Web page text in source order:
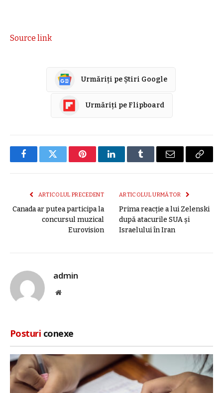
Source link
Urmăriți pe Știri Google
Urmăriți pe Flipboard
FacebookTwitter PinterestLinkedInTumblr E-
ARTICOLUL PRECEDENT
Canada ar putea participa la
concursul muzical
Eurovision
ARTICOLUL URMĂTOR
Prima reacție a lui Zelenski
după atacurile SUA și
Israelului în Iran
admin
Site
Posturi conexe